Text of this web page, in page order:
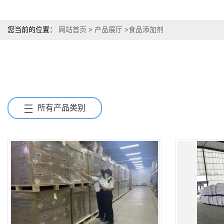
您当前的位置： 网站首页 > 产品展厅 >食品添加剂
所有产品类别